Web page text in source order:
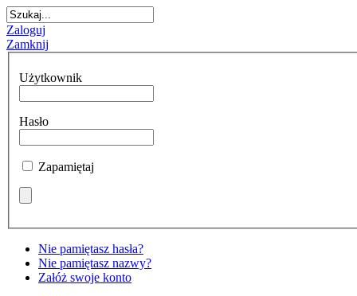
Zaloguj
Zamknij
Użytkownik
Hasło
Zapamiętaj
Nie pamiętasz hasła?
Nie pamiętasz nazwy?
Załóż swoje konto